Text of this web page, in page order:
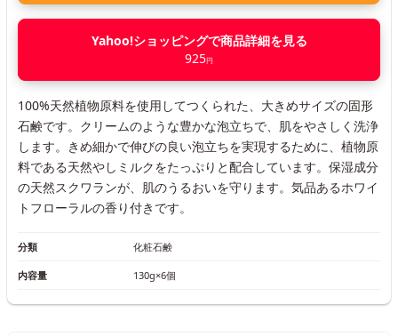
Yahoo!ショッピングで商品詳細を見る
925円
100%天然植物原料を使用してつくられた、大きめサイズの固形
石鹸です。クリームのような豊かな泡立ちで、肌をやさしく洗浄
します。きめ細かで伸びの良い泡立ちを実現するために、植物原
料である天然やしミルクをたっぷりと配合しています。保湿成分
の天然スクワランが、肌のうるおいを守ります。気品あるホワイ
トフローラルの香り付きです。
分類 化粧石鹸
内容量 130g×6個